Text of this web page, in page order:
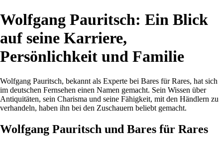
Wolfgang Pauritsch: Ein Blick
auf seine Karriere,
Persönlichkeit und Familie
Wolfgang Pauritsch, bekannt als Experte bei Bares für Rares, hat sich
im deutschen Fernsehen einen Namen gemacht. Sein Wissen über
Antiquitäten, sein Charisma und seine Fähigkeit, mit den Händlern zu
verhandeln, haben ihn bei den Zuschauern beliebt gemacht.
Wolfgang Pauritsch und Bares für Rares